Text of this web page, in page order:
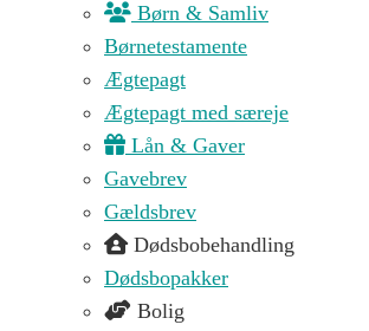
Børn & Samliv
Børnetestamente
Ægtepagt
Ægtepagt med særeje
Lån & Gaver
Gavebrev
Gældsbrev
Dødsbobehandling
Dødsbopakker
Bolig